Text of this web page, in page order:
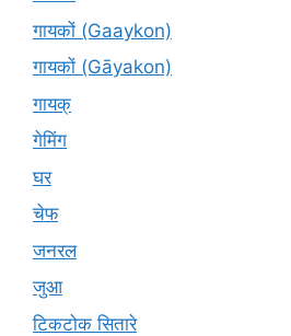
गायकों (Gaaykon)
गायकों (Gāyakon)
गायक्
गेमिंग
घर
चेफ
जनरल
जुआ
टिकटोक सितारे